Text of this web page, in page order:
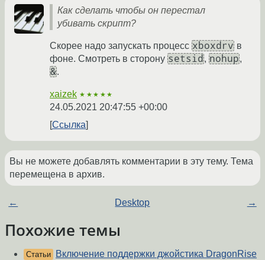
Как сделать чтобы он перестал
убивать скрипт?
Скорее надо запускать процесс xboxdrv в
фоне. Смотреть в сторону setsid , nohup,
&.
xaizek ★★★★★
24.05.2021 20:47:55 +00:00
Ссылка
Вы не можете добавлять комментарии в эту тему. Тема
перемещена в архив.
← Desktop →
Похожие темы
Статьи
Включение поддержки джойстика DragonRise